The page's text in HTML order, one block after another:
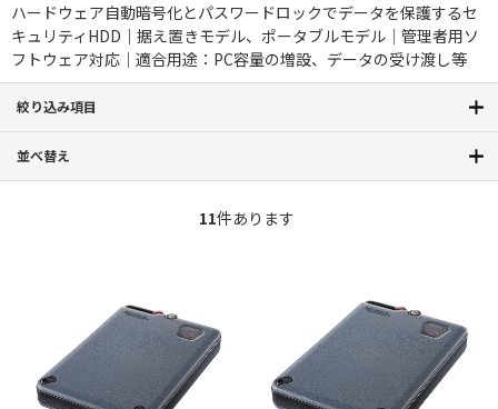
ハードウェア自動暗号化とパスワードロックでデータを保護するセ
キュリティHDD｜据え置きモデル、ポータブルモデル｜管理者用ソ
フトウェア対応｜適合用途：PC容量の増設、データの受け渡し等
絞り込み項目
並べ替え
11件あります